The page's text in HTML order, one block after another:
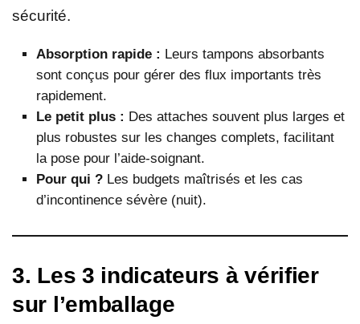
sécurité.
Absorption rapide : Leurs tampons absorbants
sont conçus pour gérer des flux importants très
rapidement.
Le petit plus : Des attaches souvent plus larges et
plus robustes sur les changes complets, facilitant
la pose pour l’aide-soignant.
Pour qui ? Les budgets maîtrisés et les cas
d’incontinence sévère (nuit).
3. Les 3 indicateurs à vérifier
sur l’emballage